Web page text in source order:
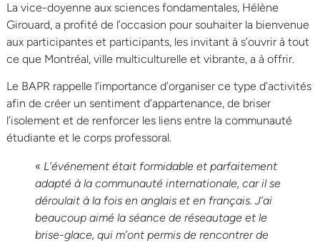
La vice-doyenne aux sciences fondamentales, Hélène
Girouard, a profité de l’occasion pour souhaiter la bienvenue
aux participantes et participants, les invitant à s’ouvrir à tout
ce que Montréal, ville multiculturelle et vibrante, a à offrir.
Le BAPR rappelle l’importance d’organiser ce type d’activités
afin de créer un sentiment d’appartenance, de briser
l’isolement et de renforcer les liens entre la communauté
étudiante et le corps professoral.
« L’événement était formidable et parfaitement
adapté à la communauté internationale, car il se
déroulait à la fois en anglais et en français. J’ai
beaucoup aimé la séance de réseautage et le
brise-glace, qui m’ont permis de rencontrer de